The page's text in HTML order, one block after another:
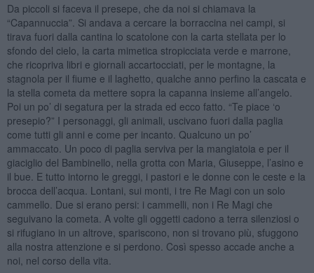
Da piccoli si faceva il presepe, che da noi si chiamava la
“Capannuccia”. Si andava a cercare la borraccina nei campi, si
tirava fuori dalla cantina lo scatolone con la carta stellata per lo
sfondo del cielo, la carta mimetica stropicciata verde e marrone,
che ricopriva libri e giornali accartocciati, per le montagne, la
stagnola per il fiume e il laghetto, qualche anno perfino la cascata e
la stella cometa da mettere sopra la capanna insieme all’angelo.
Poi un po’ di segatura per la strada ed ecco fatto. “Te piace ‘o
presepio?” I personaggi, gli animali, uscivano fuori dalla paglia
come tutti gli anni e come per incanto. Qualcuno un po’
ammaccato. Un poco di paglia serviva per la mangiatoia e per il
giaciglio del Bambinello, nella grotta con Maria, Giuseppe, l’asino e
il bue. E tutto intorno le greggi, i pastori e le donne con le ceste e la
brocca dell’acqua. Lontani, sui monti, i tre Re Magi con un solo
cammello. Due si erano persi: i cammelli, non i Re Magi che
seguivano la cometa. A volte gli oggetti cadono a terra silenziosi o
si rifugiano in un altrove, spariscono, non si trovano più, sfuggono
alla nostra attenzione e si perdono. Così spesso accade anche a
noi, nel corso della vita.